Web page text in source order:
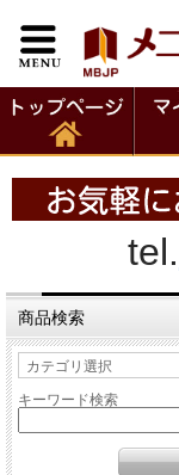
tel.
商品検索
キーワード検索